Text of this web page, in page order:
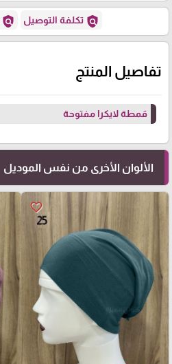
policy تكلفة التوصيل policy
تفاصيل المنتج
قمطة لايكرا مفتوحة
الألوان الأخرى من نفس الموديل
favorite_border